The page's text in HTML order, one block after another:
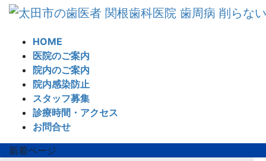
HOME
医院のご案内
院内のご案内
院内感染防止
スタッフ募集
診療時間・アクセス
お問合せ
新着ページ